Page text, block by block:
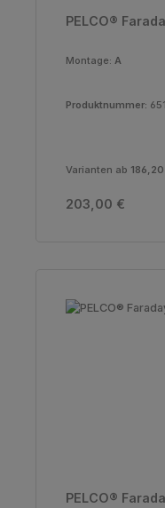
PELCO®
Montage: A
Produktnummer:
Varianten ab
Regulärer Preis:
203,00 €
PELCO®